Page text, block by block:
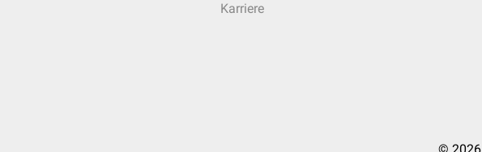
Karriere